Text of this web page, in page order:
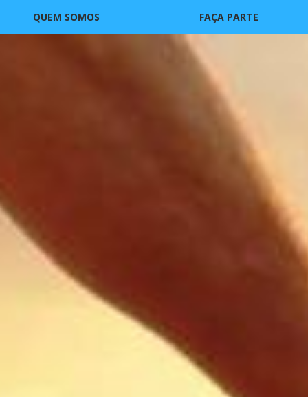
QUEM SOMOS FAÇA PARTE